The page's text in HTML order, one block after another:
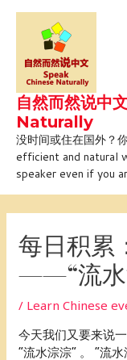
Skip
content
自然而然说中
Naturally
没时间或住在国外？
efficient and natural
speaker even if you
每日积累
——“流水
/ Learn Chinese
今天我们又要来说
“流水淙淙” 。 “流